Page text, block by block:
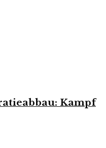
Kampf